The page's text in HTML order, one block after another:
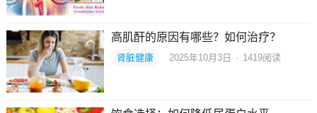
高肌酐的原因有哪些？如何治疗？
肾脏健康 2025年10月3日 · 1419阅读